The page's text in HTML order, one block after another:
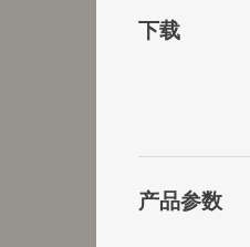
下载
产品参数